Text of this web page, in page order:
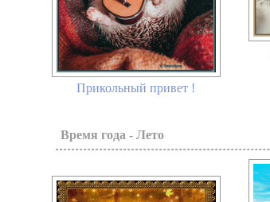
Прикольный привет !
Время года - Лето